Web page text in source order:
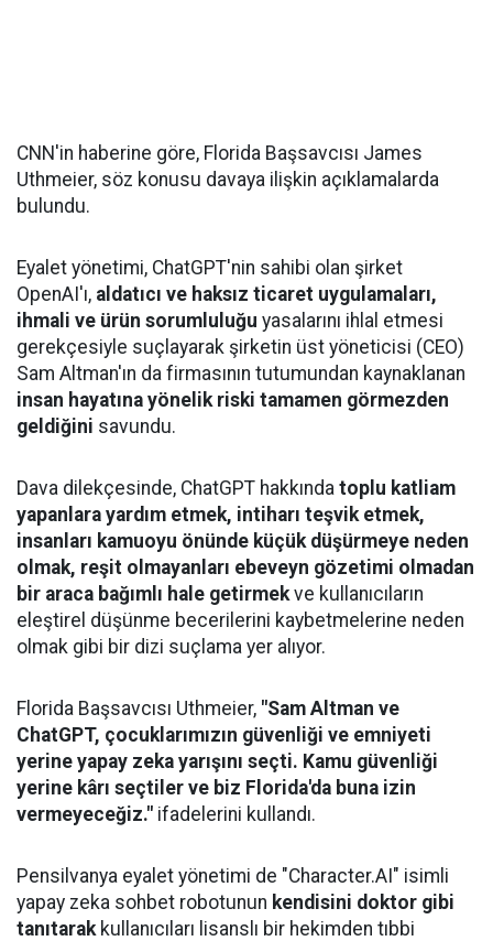
CNN'in haberine göre, Florida Başsavcısı James
Uthmeier, söz konusu davaya ilişkin açıklamalarda
bulundu.
Eyalet yönetimi, ChatGPT'nin sahibi olan şirket
OpenAI'ı, aldatıcı ve haksız ticaret uygulamaları,
ihmali ve ürün sorumluluğu yasalarını ihlal etmesi
gerekçesiyle suçlayarak şirketin üst yöneticisi (CEO)
Sam Altman'ın da firmasının tutumundan kaynaklanan
insan hayatına yönelik riski tamamen görmezden
geldiğini savundu.
Dava dilekçesinde, ChatGPT hakkında toplu katliam
yapanlara yardım etmek, intiharı teşvik etmek,
insanları kamuoyu önünde küçük düşürmeye neden
olmak, reşit olmayanları ebeveyn gözetimi olmadan
bir araca bağımlı hale getirmekve kullanıcıların
eleştirel düşünme becerilerini kaybetmelerine neden
olmak gibi bir dizi suçlama yer alıyor.
Florida Başsavcısı Uthmeier, "Sam Altman ve
ChatGPT, çocuklarımızın güvenliği ve emniyeti
yerine yapay zeka yarışını seçti. Kamu güvenliği
yerine kârı seçtiler ve biz Florida'da buna izin
vermeyeceğiz." ifadelerini kullandı.
Pensilvanya eyalet yönetimi de "Character.AI" isimli
yapay zeka sohbet robotunun kendisini doktor gibi
tanıtarakkullanıcıları lisanslı bir hekimden tıbbi